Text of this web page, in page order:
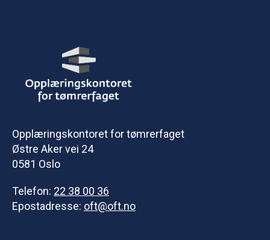
Opplæringskontoret for tømrerfaget
Østre Aker vei 24
0581 Oslo
Telefon: 22 38 00 36
Epostadresse: oft@oft.no